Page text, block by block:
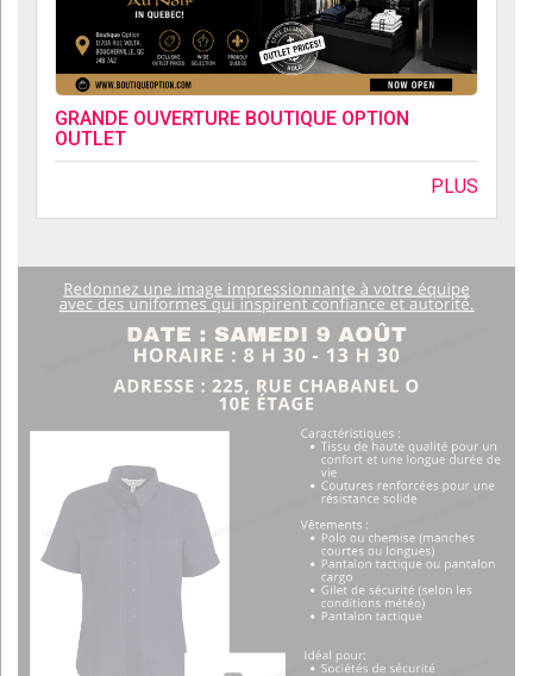
GRANDE OUVERTURE BOUTIQUE OPTION
OUTLET
PLUS